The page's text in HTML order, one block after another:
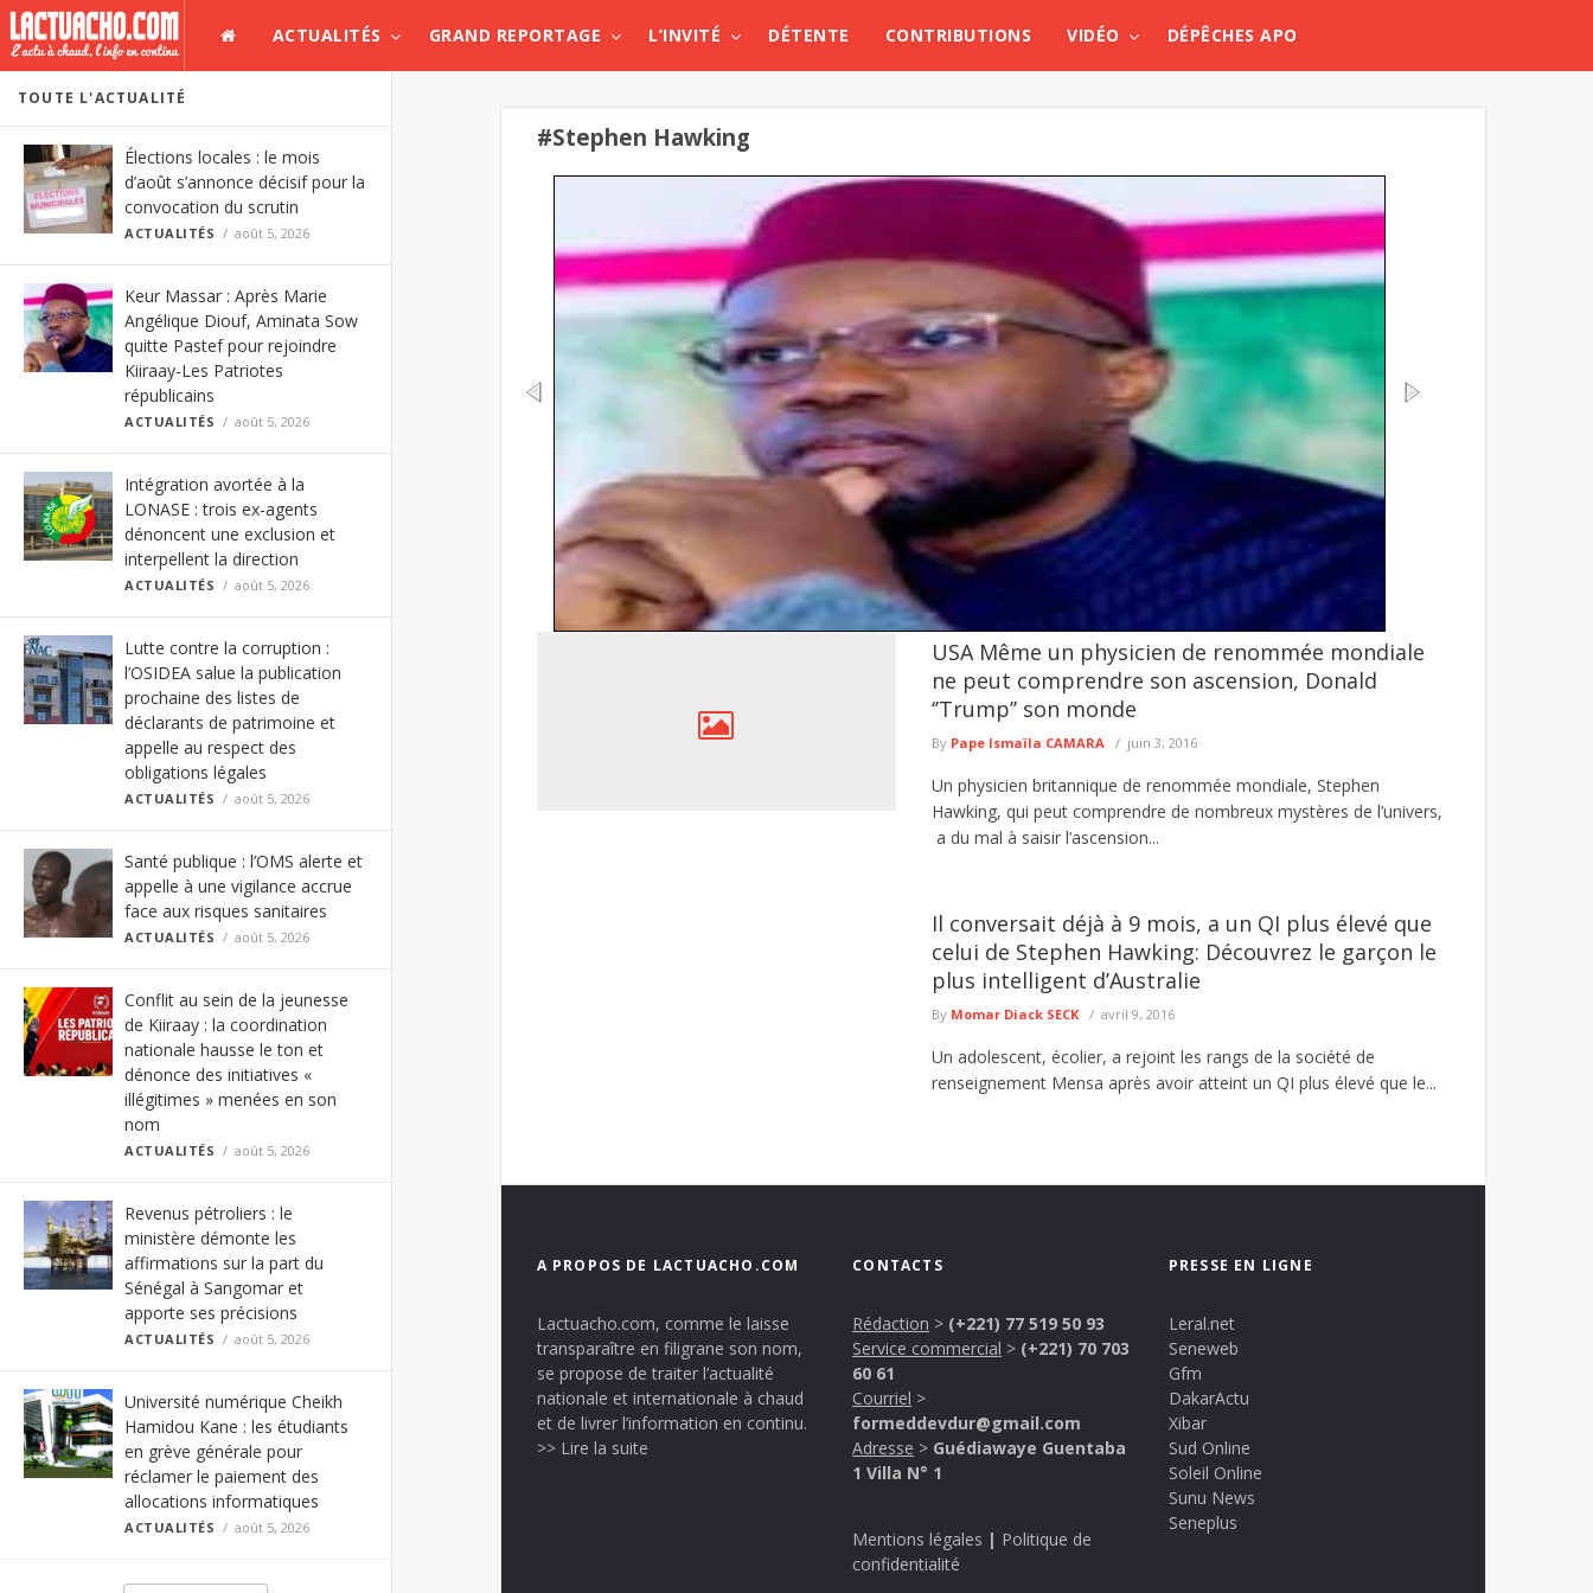
ACTUALITÉS GRAND REPORTAGE L’INVITÉ DÉTENTE CONTRIBUTIONS VIDÉO DÉPÊCHES APO
TOUTE L'ACTUALITÉ
Élections locales : le mois
d’août s’annonce décisif pour la
convocation du scrutin
ACTUALITÉS août 5, 2026
Keur Massar : Après Marie
Angélique Diouf, Aminata Sow
quitte Pastef pour rejoindre
Kiiraay-Les Patriotes
républicains
ACTUALITÉS août 5, 2026
Intégration avortée à la
LONASE : trois ex-agents
dénoncent une exclusion et
interpellent la direction
ACTUALITÉS août 5, 2026
Lutte contre la corruption :
l’OSIDEA salue la publication
prochaine des listes de
déclarants de patrimoine et
appelle au respect des
obligations légales
ACTUALITÉS août 5, 2026
Santé publique : l’OMS alerte et
appelle à une vigilance accrue
face aux risques sanitaires
ACTUALITÉS août 5, 2026
Conflit au sein de la jeunesse
de Kiiraay : la coordination
nationale hausse le ton et
dénonce des initiatives «
illégitimes » menées en son
nom
ACTUALITÉS août 5, 2026
Revenus pétroliers : le
ministère démonte les
affirmations sur la part du
Sénégal à Sangomar et
apporte ses précisions
ACTUALITÉS août 5, 2026
Université numérique Cheikh
Hamidou Kane : les étudiants
en grève générale pour
réclamer le paiement des
allocations informatiques
ACTUALITÉS août 5, 2026
#Stephen Hawking
Keur Massar : Après Marie Angélique Diouf, Aminata Sow quitte Pastef pour rejoindre Kiiraay-Les
Le parti Pastef continue d'enregistrer des départs dans le département de Keur Massar. Après celui de l'ancienne ministre de la ...
USA Même un physicien de renommée mondiale
ne peut comprendre son ascension, Donald
‘’Trump’’ son monde
By Pape Ismaïla CAMARA juin 3, 2016
Un physicien britannique de renommée mondiale, Stephen
Hawking, qui peut comprendre de nombreux mystères de l’univers,
a du mal à saisir l’ascension...
Il conversait déjà à 9 mois, a un QI plus élevé que
celui de Stephen Hawking: Découvrez le garçon le
plus intelligent d’Australie
By Momar Diack SECK avril 9, 2016
Un adolescent, écolier, a rejoint les rangs de la société de
renseignement Mensa après avoir atteint un QI plus élevé que le...
A PROPOS DE LACTUACHO.COM
Lactuacho.com, comme le laisse
transparaître en filigrane son nom,
se propose de traiter l’actualité
nationale et internationale à chaud
et de livrer l’information en continu.
>> Lire la suite
CONTACTS
Rédaction > (+221) 77 519 50 93
Service commercial > (+221) 70 703
60 61
Courriel >
formeddevdur@gmail.com
Adresse > Guédiawaye Guentaba
1 Villa N° 1
Mentions légales | Politique de
confidentialité
PRESSE EN LIGNE
Leral.net
Seneweb
Gfm
DakarActu
Xibar
Sud Online
Soleil Online
Sunu News
Seneplus